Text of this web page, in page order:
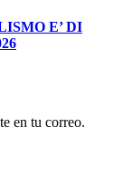
E’ DI
en tu correo.